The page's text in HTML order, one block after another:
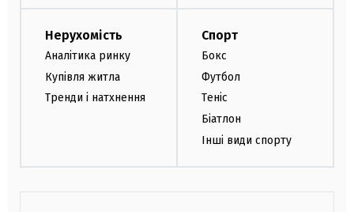
Нерухомість
Аналітика ринку
Купівля житла
Тренди і натхнення
Спорт
Бокс
Футбол
Теніс
Біатлон
Інші види спорту